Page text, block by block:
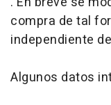
compra de tal
independiente
Algunos datos